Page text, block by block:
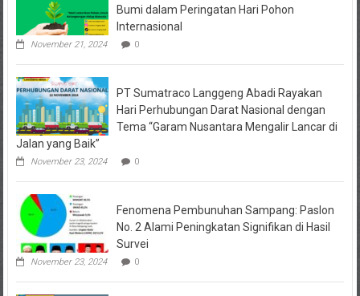
Bombing
Bumi dalam Peringatan Hari Pohon
Internasional
November 21, 2024 0
PT Sumatraco Langgeng Abadi Rayakan
Hari Perhubungan Darat Nasional dengan
Tema “Garam Nusantara Mengalir Lancar di
Jalan yang Baik”
November 23, 2024 0
Fenomena Pembunuhan Sampang: Paslon
No. 2 Alami Peningkatan Signifikan di Hasil
Survei
November 23, 2024 0